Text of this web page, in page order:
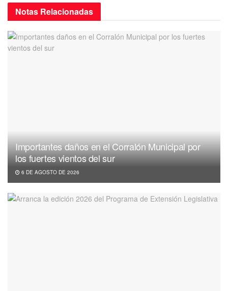
Notas Relacionadas
Importantes daños en el Corralón Municipal por
los fuertes vientos del sur
6 DE AGOSTO DE 2026